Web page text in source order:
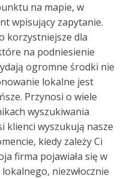
na mapie, w
wpisujący zapytanie.
korzystniejsze dla
na podniesienie
ogromne środki nie
lokalne jest
Przynosi o wiele
wyszukiwania
klienci wyszukują nasze
kiedy zależy Ci
firma pojawiała się w
niezwłocznie